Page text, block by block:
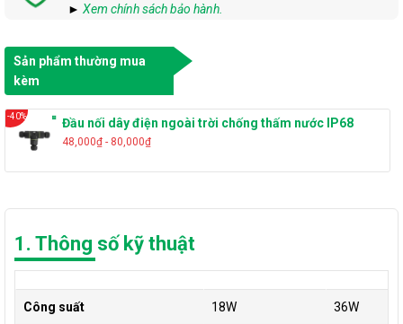
► Xem chính sách bảo hành.
Sản phẩm thường mua
kèm
-40% Đầu nối dây điện ngoài trời chống thấm nước IP68
48,000₫ - 80,000₫
1. Thông số kỹ thuật
Công suất 18W 36W